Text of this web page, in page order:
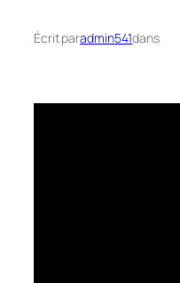
Écrit paradmin541dans